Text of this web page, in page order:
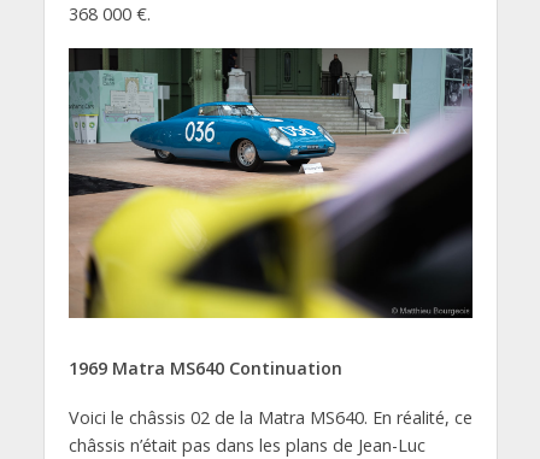
368 000 €.
1969 Matra MS640 Continuation
Voici le châssis 02 de la Matra MS640. En réalité, ce
châssis n’était pas dans les plans de Jean-Luc